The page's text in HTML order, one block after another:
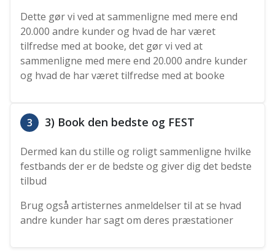
Dette gør vi ved at sammenligne med mere end
20.000 andre kunder og hvad de har været
tilfredse med at booke, det gør vi ved at
sammenligne med mere end 20.000 andre kunder
og hvad de har været tilfredse med at booke
3 3) Book den bedste og FEST
Dermed kan du stille og roligt sammenligne hvilke
festbands der er de bedste og giver dig det bedste
tilbud
Brug også artisternes anmeldelser til at se hvad
andre kunder har sagt om deres præstationer